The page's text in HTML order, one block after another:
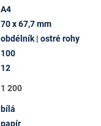
A4
70 x 67,7 mm
obdélník | ostré rohy
100
12
1 200
bílá
papír